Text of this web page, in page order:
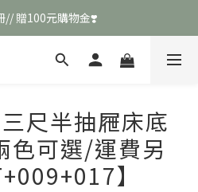
// 贈100元購物金❣️
// 贈100元購物金❣️
答數字 領取50元折扣碼 //
尺半抽屜床底
色可選/運費另
】